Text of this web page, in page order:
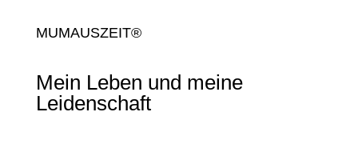
MUMAUSZEIT®
Mein Leben und meine
Leidenschaft